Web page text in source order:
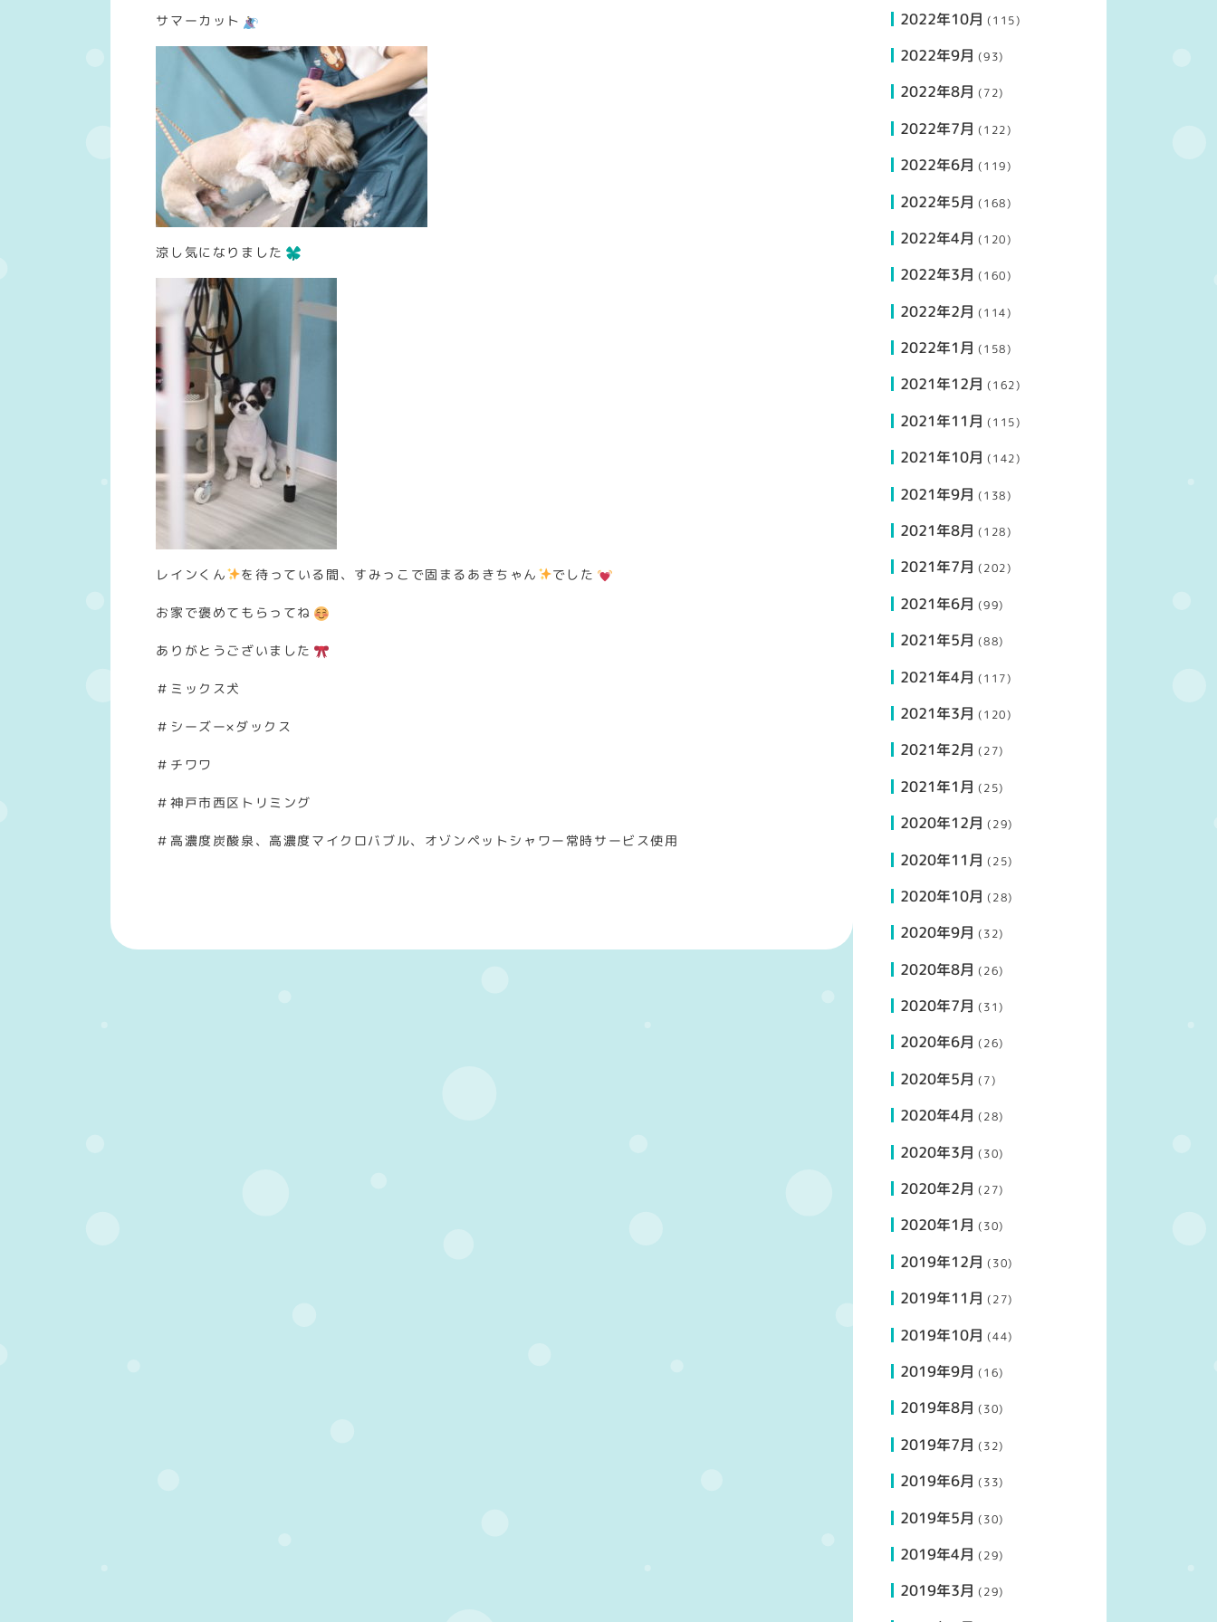
サマーカット
涼し気になりました
レインくん を待っている間、すみっこで固まるあきちゃん でした
お家で褒めてもらってね
ありがとうございました
＃ミックス犬
＃シーズー×ダックス
＃チワワ
＃神戸市西区トリミング
＃高濃度炭酸泉、高濃度マイクロバブル、オゾンペットシャワー常時サービス使用
2022年10月 (115)
2022年9月 (93)
2022年8月 (72)
2022年7月 (122)
2022年6月 (119)
2022年5月 (168)
2022年4月 (120)
2022年3月 (160)
2022年2月 (114)
2022年1月 (158)
2021年12月 (162)
2021年11月 (115)
2021年10月 (142)
2021年9月 (138)
2021年8月 (128)
2021年7月 (202)
2021年6月 (99)
2021年5月 (88)
2021年4月 (117)
2021年3月 (120)
2021年2月 (27)
2021年1月 (25)
2020年12月 (29)
2020年11月 (25)
2020年10月 (28)
2020年9月 (32)
2020年8月 (26)
2020年7月 (31)
2020年6月 (26)
2020年5月 (7)
2020年4月 (28)
2020年3月 (30)
2020年2月 (27)
2020年1月 (30)
2019年12月 (30)
2019年11月 (27)
2019年10月 (44)
2019年9月 (16)
2019年8月 (30)
2019年7月 (32)
2019年6月 (33)
2019年5月 (30)
2019年4月 (29)
2019年3月 (29)